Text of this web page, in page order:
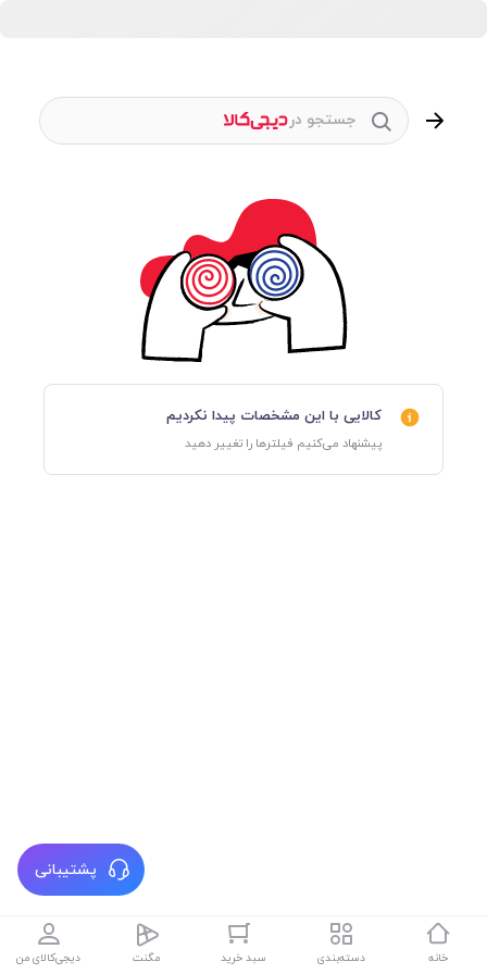
پشتیبانی
جستجو در
کالایی با این مشخصات پیدا نکردیم
پیشنهاد می‌کنیم فیلترها را تغییر دهید
خانه دسته‌بندی سبد خرید مگنت دیجی‌کالای من